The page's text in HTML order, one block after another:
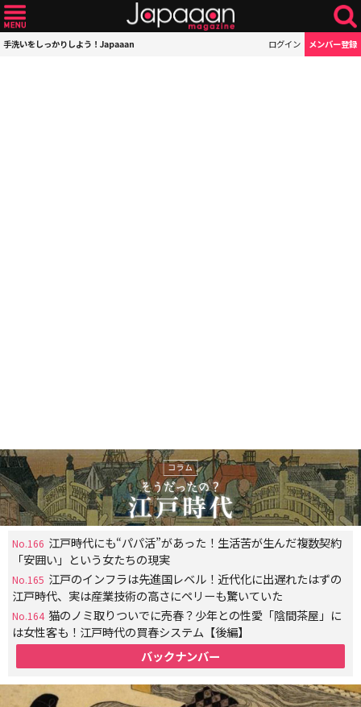
手洗いをしっかりしよう！Japaaan ログイン メンバー登録
No.166 江戸時代にも“パパ活”があった！生活苦が生んだ複数契約
「安囲い」という女たちの現実
No.165 江戸のインフラは先進国レベル！近代化に出遅れたはずの
江戸時代、実は産業技術の高さにペリーも驚いていた
No.164 猫のノミ取りついでに売春？少年との性愛「陰間茶屋」に
は女性客も！江戸時代の買春システム【後編】
バックナンバー